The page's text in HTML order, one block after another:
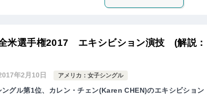
米選手権2017 エキシビション演技 (解説：
年2月10日 アメリカ：女子シングル
グル第1位、カレン・チェン(Karen CHEN)のエキシビション